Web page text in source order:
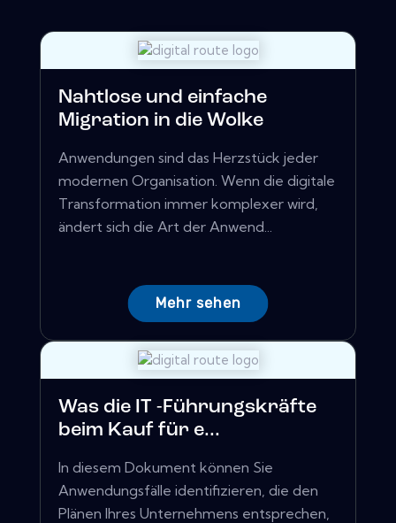
Nahtlose und einfache
Migration in die Wolke
Anwendungen sind das Herzstück jeder
modernen Organisation. Wenn die digitale
Transformation immer komplexer wird,
ändert sich die Art der Anwend...
Mehr sehen
Was die IT -Führungskräfte
beim Kauf für e...
In diesem Dokument können Sie
Anwendungsfälle identifizieren, die den
Plänen Ihres Unternehmens entsprechen,